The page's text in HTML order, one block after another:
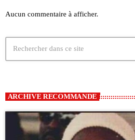
Aucun commentaire à afficher.
ARCHIVE RECOMMANDE